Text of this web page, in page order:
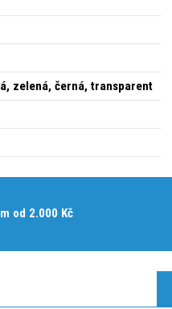
zelená, černá, transparent
od 2.000 Kč